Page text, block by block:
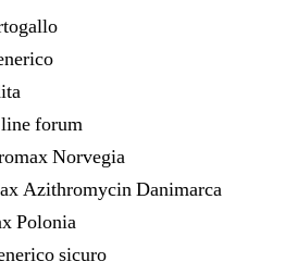
forum
Norvegia
Azithromycin Danimarca
Polonia
sicuro